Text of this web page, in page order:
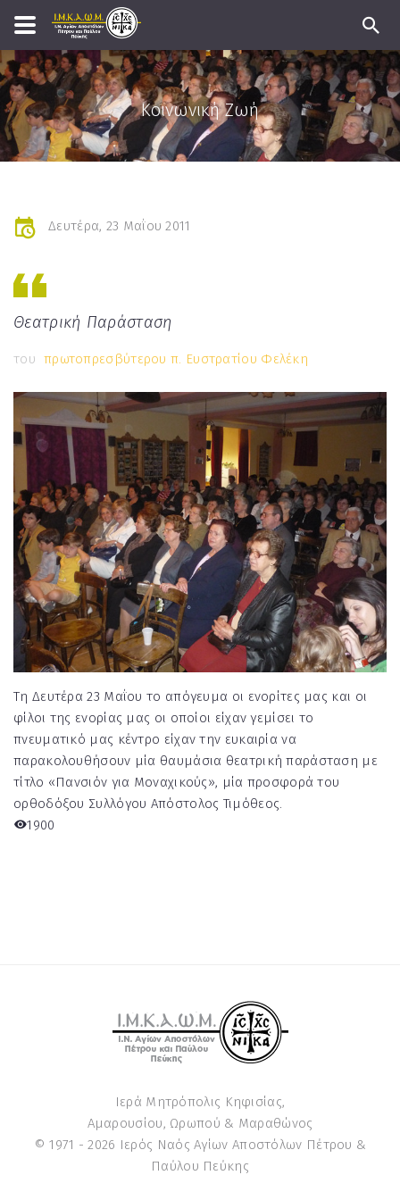
Κοινωνική Ζωή
Δευτέρα, 23 Μαΐου 2011
Θεατρική Παράσταση
του πρωτοπρεσβύτερου π. Ευστρατίου Φελέκη
Τη Δευτέρα 23 Μαΐου το απόγευμα οι ενορίτες μας και οι
φίλοι της ενορίας μας οι οποίοι είχαν γεμίσει το
πνευματικό μας κέντρο είχαν την ευκαιρία να
παρακολουθήσουν μία θαυμάσια θεατρική παράσταση με
τίτλο «Πανσιόν για Μοναχικούς», μία προσφορά του
ορθοδόξου Συλλόγου Απόστολος Τιμόθεος.
1900
Ιερά Μητρόπολις Κηφισίας,
Αμαρουσίου, Ωρωπού & Μαραθώνος
© 1971 -2026 Ιερός Ναός Αγίων Αποστόλων Πέτρου &
Παύλου Πεύκης